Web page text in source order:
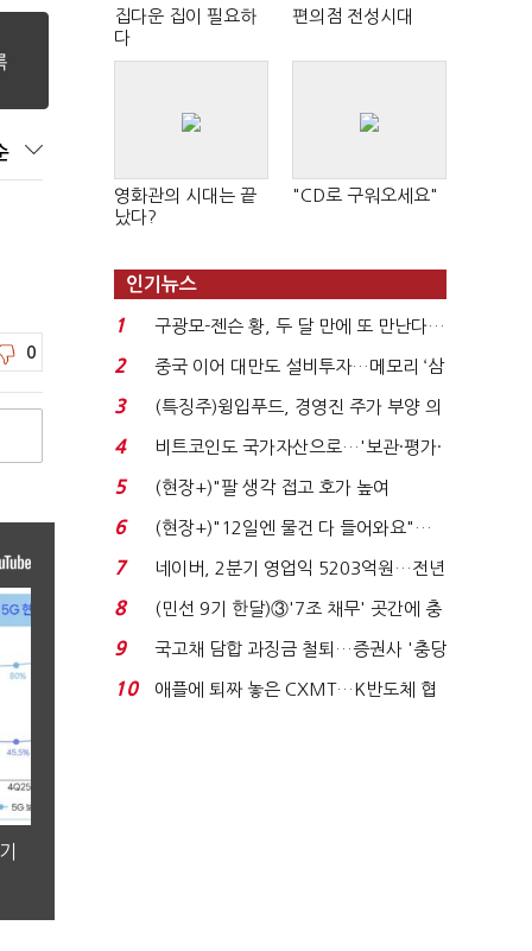
0
집다운 집이 필요하
다
편의점 전성시대
영화관의 시대는 끝
났다?
"CD로 구워오세요"
인기뉴스
1
구광모-젠슨 황, 두 달 만에 또 만난다…
로봇·AI 등 논...
2
중국 이어 대만도 설비투자…메모리 ‘삼
국전쟁’
3
(특징주)윙입푸드, 경영진 주가 부양 의
지에 상한가...
4
비트코인도 국가자산으로…'보관·평가·
처분' 기준은 ...
5
(현장+)"팔 생각 접고 호가 높여
요"…'덜 똘똘한 한 채' 20...
6
(현장+)"12일엔 물건 다 들어와요"…
빈 매대 채우며 문 연 ...
7
네이버, 2분기 영업익 5203억원…전년
비 0.2% 감소...
8
(민선 9기 한달)③'7조 채무' 곳간에 충
격…추미애, 20년...
9
국고채 담합 과징금 철퇴…증권사 '충당
금 폭탄' 우려...
10
애플에 퇴짜 놓은 CXMT…K반도체 협